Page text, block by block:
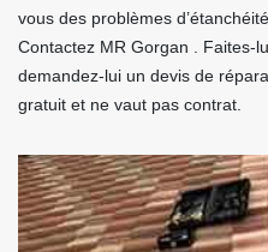
vous des problèmes
Contactez MR Gorgan . Faites-
demandez-lui un devis de
gratuit et ne vaut pas contrat.